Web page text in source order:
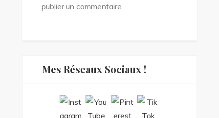
publier un commentaire.
Mes Réseaux Sociaux !